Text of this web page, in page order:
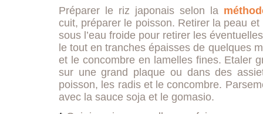
Préparer le riz japonais selon la
cuit, préparer le poisson. Retirer la peau
sous l’eau froide pour retirer les
le tout en tranches épaisses de quelques
et le concombre en lamelles fines. Etaler
sur une grand plaque ou dans des
poisson, les radis et le concombre.
avec la sauce soja et le gomasio.